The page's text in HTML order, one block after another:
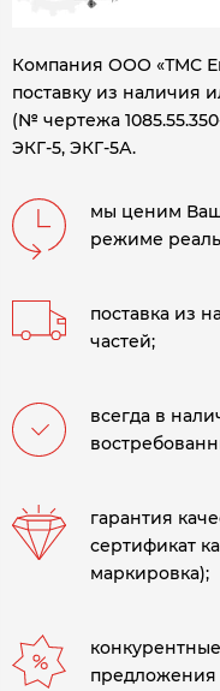
Компания ООО «ТМС
поставку из наличия
(№ чертежа
ЭКГ-5, ЭКГ-5А.
мы ценим
режиме
поставка из
частей;
всегда в
гарантия
сертификат
маркировка);